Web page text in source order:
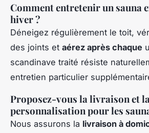
Comment entretenir un sauna
hiver ?
Déneigez régulièrement le toit,
des joints et aérez après chaque
scandinave traité résiste
entretien particulier
Proposez-vous la livraison et
personnalisation pour les
Nous assurons la livraison à